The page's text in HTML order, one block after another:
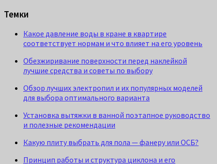
Темки
Какое давление воды в кране в квартире
соответствует нормам и что влияет на его уровень
Обезжиривание поверхности перед наклейкой
лучшие средства и советы по выбору
Обзор лучших электропил и их популярных моделей
для выбора оптимального варианта
Установка вытяжки в ванной поэтапное руководство
и полезные рекомендации
Какую плиту выбрать для пола — фанеру или ОСБ?
Принцип работы и структура циклона и его